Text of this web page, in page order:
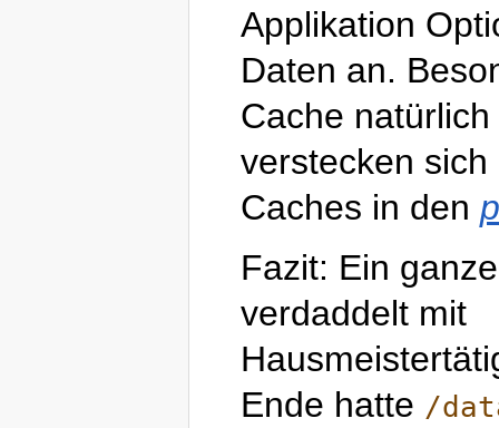
Applikation
Daten an.
Cache
verstecken
Caches in den
Fazit: Ein
verdaddelt mit
Ende hatte /